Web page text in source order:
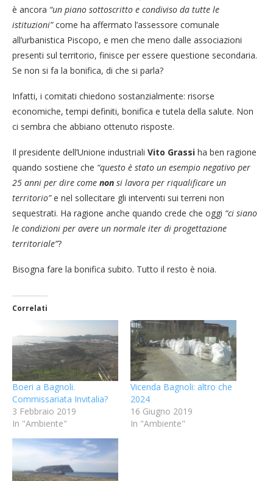
è ancora “un piano sottoscritto e condiviso da tutte le
istituzioni”come ha affermato l’assessore comunale
all’urbanistica Piscopo, e men che meno dalle associazioni
presenti sul territorio, finisce per essere questione secondaria.
Se non si fa la bonifica, di che si parla?
Infatti, i comitati chiedono sostanzialmente: risorse
economiche, tempi definiti, bonifica e tutela della salute. Non
ci sembra che abbiano ottenuto risposte.
Il presidente dell’Unione industriali Vito Grassi ha ben ragione
quando sostiene che “questo è stato un esempio negativo per
25 anni per dire come non si lavora per riqualificare un
territorio”e nel sollecitare gli interventi sui terreni non
sequestrati. Ha ragione anche quando crede che oggi “ci siano
le condizioni per avere un normale iter di progettazione
territoriale”?
Bisogna fare la bonifica subito. Tutto il resto è noia.
Correlati
Boeri a Bagnoli.
Commissariata Invitalia?
3 Febbraio 2019
In "Ambiente"
Vicenda Bagnoli: altro che
2024
16 Giugno 2019
In "Ambiente"